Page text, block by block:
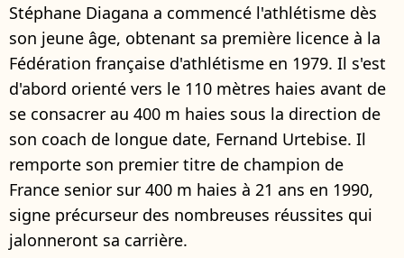
Stéphane Diagana a commencé l'athlétisme dès
son jeune âge, obtenant sa première licence à la
Fédération française d'athlétisme en 1979. Il s'est
d'abord orienté vers le 110 mètres haies avant de
se consacrer au 400 m haies sous la direction de
son coach de longue date, Fernand Urtebise. Il
remporte son premier titre de champion de
France senior sur 400 m haies à 21 ans en 1990,
signe précurseur des nombreuses réussites qui
jalonneront sa carrière.